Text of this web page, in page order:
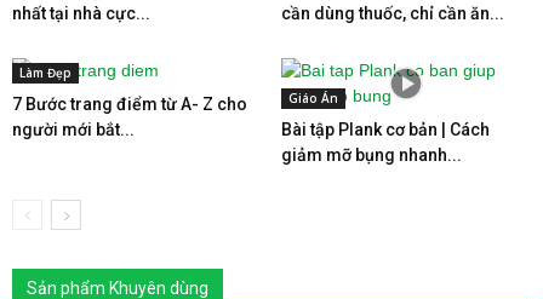
nhất tại nhà cực...
cần dùng thuốc, chỉ cần ăn...
Làm Đẹp
7 Bước trang điểm từ A- Z cho
người mới bắt...
Giáo Án
Bài tập Plank cơ bản | Cách
giảm mỡ bụng nhanh...
Sản phẩm Khuyên dùng